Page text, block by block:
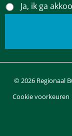
Ja, ik ga
© 2026 Regionaal
Cookie voorkeuren